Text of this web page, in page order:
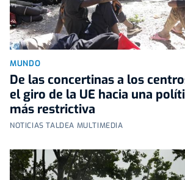
MUNDO
De las concertinas a los
el giro de la UE hacia una
más restrictiva
NOTICIAS TALDEA MULTIMEDIA